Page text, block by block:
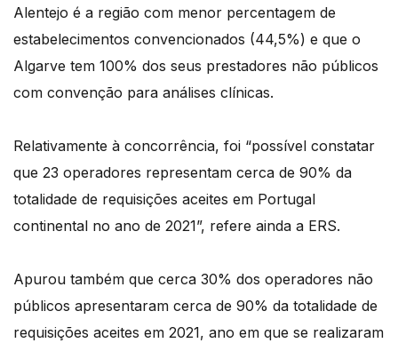
Alentejo é a região com menor percentagem de
estabelecimentos convencionados (44,5%) e que o
Algarve tem 100% dos seus prestadores não públicos
com convenção para análises clínicas.
Relativamente à concorrência, foi “possível constatar
que 23 operadores representam cerca de 90% da
totalidade de requisições aceites em Portugal
continental no ano de 2021”, refere ainda a ERS.
Apurou também que cerca 30% dos operadores não
públicos apresentaram cerca de 90% da totalidade de
requisições aceites em 2021, ano em que se realizaram